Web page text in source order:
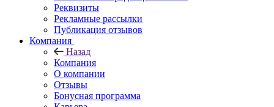
Реквизиты
Рекламные рассылки
Публикация отзывов
Компания
Назад
Компания
О компании
Отзывы
Бонусная программа